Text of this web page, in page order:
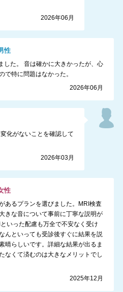
2026年06月
性
した。 音は確かに大きかったが、心
で特に問題はなかった。
2026年06月
化がないことを確認して
2026年03月
性
あるプランを選びました。MRI検査
きな音について事前に丁寧な説明が
いった配慮も万全で不安なく受け
んといっても受診後すぐに結果を説
晴らしいです。詳細な結果が出るま
なくて済むのは大きなメリットでし
2025年12月